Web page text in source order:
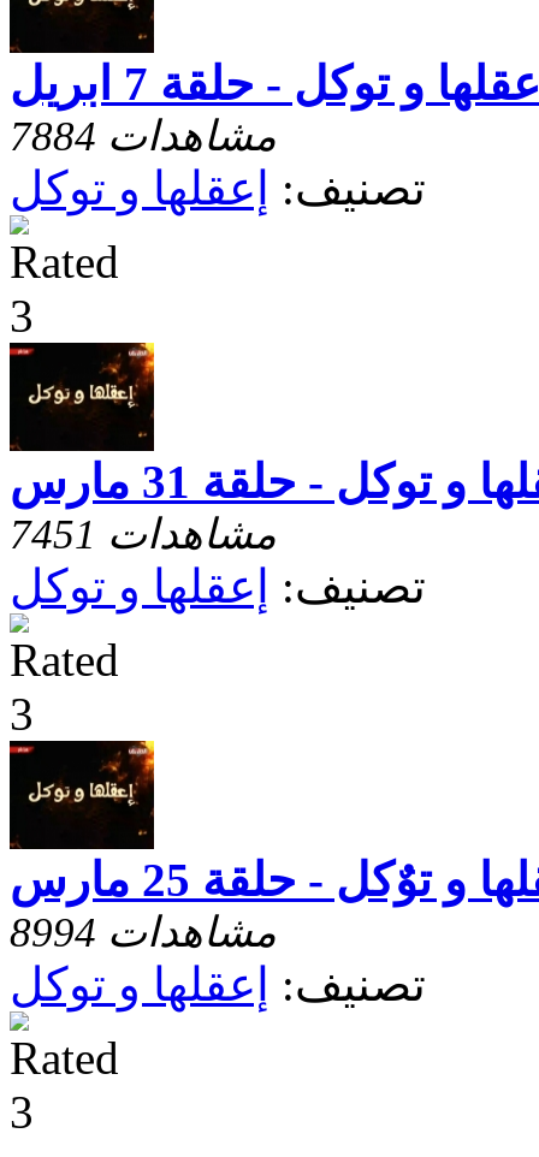
و توكل - حلقة 7 ابريل
7884 مشاهدات
تصنيف: إعقلها و توكل
و توكل - حلقة 31 مارس
7451 مشاهدات
تصنيف: إعقلها و توكل
و توٌكل - حلقة 25 مارس
8994 مشاهدات
تصنيف: إعقلها و توكل